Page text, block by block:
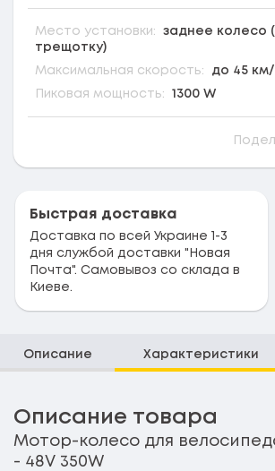
Место установки:
заднее колесо
трещотку)
Максимальная скорость: до 45 км/
Пиковая мощность: 1300 W
Быстрая доставка
Доставка по всей Украине 1-3
дня службой доставки "Новая
Почта". Самовывоз со склада в
Киеве.
Описание Характеристики
Описание товара
Мотор-колесо для велосипеда
- 48V 350W